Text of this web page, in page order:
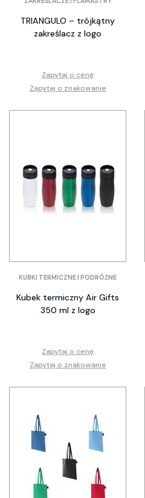
TRIANGULO – trójkątny
zakreślacz z logo
Zapytaj o cenę
Zapytaj o znakowanie
KUBKI TERMICZNE I PODRÓŻNE
Kubek termiczny Air Gifts
350 ml z logo
Zapytaj o cenę
Zapytaj o znakowanie